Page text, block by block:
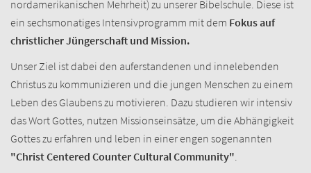
nordamerikanischen Mehrheit) zu unserer Bibelschule. Diese ist
ein sechsmonatiges Intensivprogramm mit dem Fokus auf
christlicher Jüngerschaft und Mission.
Unser Ziel ist dabei den aufer­standenen und inne­lebenden
Christus zu kommunizieren und die jungen Menschen zu einem
Leben des Glaubens zu motivieren. Dazu studieren wir intensiv
das Wort Gottes, nutzen Missions­einsätze, um die Abhängig­keit
Gottes zu erfahren und leben in einer engen so­genannten
"Christ Centered Counter Cultural Community"